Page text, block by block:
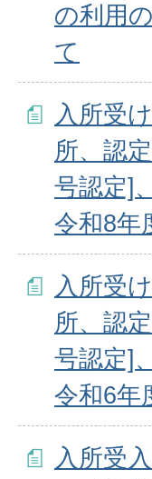
の利用
て
入所受
所、認
号認定]
令和8年
入所受
所、認
号認定]
令和6年
入所受